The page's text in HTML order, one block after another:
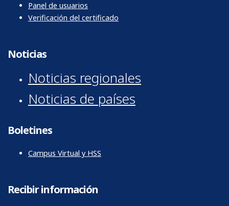
Panel de usuarios
Verificación del certificado
Noticias
Noticias regionales
Noticias de países
Boletines
Campus Virtual y HSS
Recibir información